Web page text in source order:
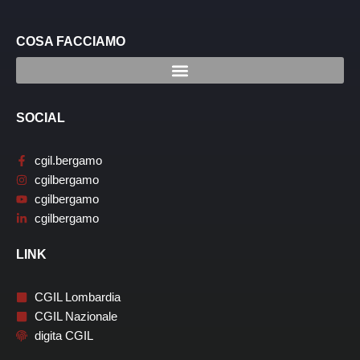
COSA FACCIAMO
SOCIAL
cgil.bergamo
cgilbergamo
cgilbergamo
cgilbergamo
LINK
CGIL Lombardia
CGIL Nazionale
digita CGIL